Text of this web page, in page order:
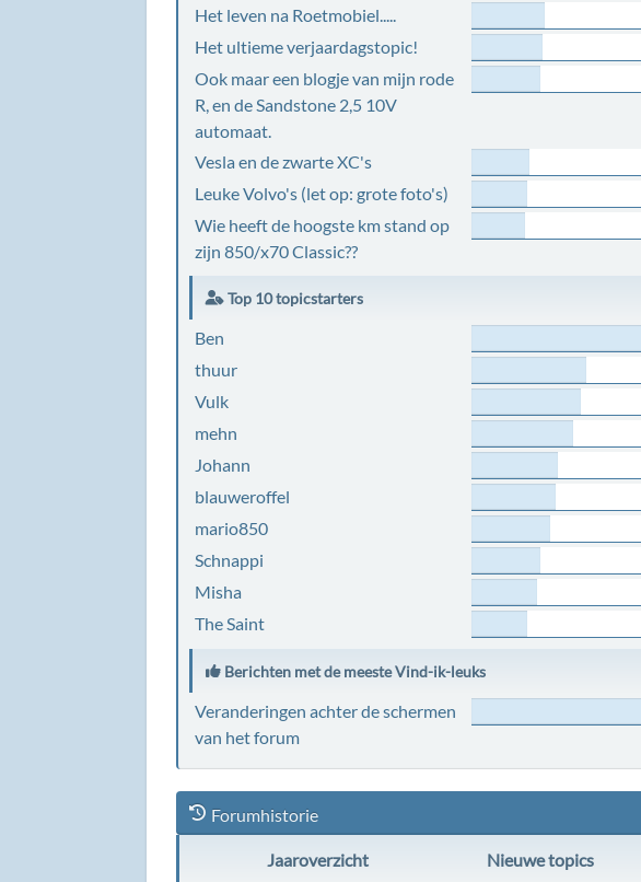
Het leven na Roetmobiel.....
Het ultieme verjaardagstopic!
Ook maar een blogje van mijn rode
R, en de Sandstone 2,5 10V
automaat.
Vesla en de zwarte XC's
Leuke Volvo's (let op: grote foto's)
Wie heeft de hoogste km stand op
zijn 850/x70 Classic??
Top 10 topicstarters
Ben
thuur
Vulk
mehn
Johann
blauweroffel
mario850
Schnappi
Misha
The Saint
Berichten met de meeste Vind-ik-leuks
Veranderingen achter de schermen
van het forum
Forumhistorie
Jaaroverzicht Nieuwe topics